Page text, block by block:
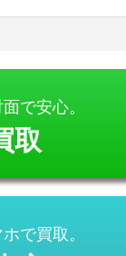
で安心。
取
で買取。